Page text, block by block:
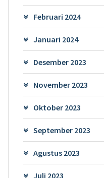
Februari 2024
Januari 2024
Desember 2023
November 2023
Oktober 2023
September 2023
Agustus 2023
Juli 2023